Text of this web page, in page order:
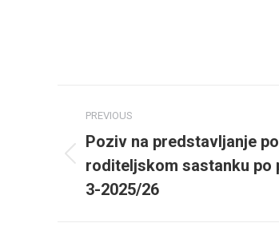
navigation
PREVIOUS
Previous
post:
Poziv na predstavljanje
roditeljskom sastanku po
3-2025/26